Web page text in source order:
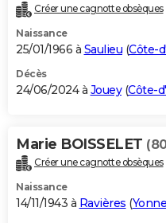
Créer une cagnotte obsèques
Naissance
25/01/1966 à Saulieu (Côte-
Décès
24/06/2024 à Jouey(Côte-
Marie BOISSELET
Créer une cagnotte obsèques
Naissance
14/11/1943 à Ravières (Yonne